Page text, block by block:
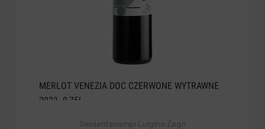
MERLOT VENEZIA DOC CZERWONE WYTRAWNE
2023. 0,75L
Sessantacampi Luigino Zago